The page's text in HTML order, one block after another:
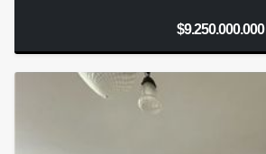
$9.250.000.000